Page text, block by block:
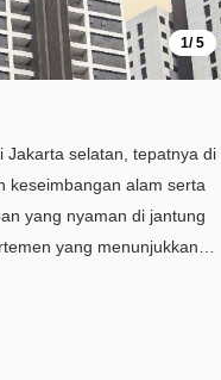
1/5
Jakarta selatan, tepatnya di
keseimbangan alam serta
bagi para penghuninya
owner Komunitas Jepang